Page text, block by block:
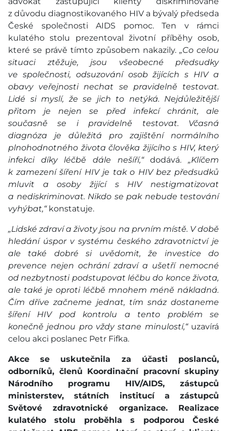
z důvodu diagnostikovaného HIV a bývalý předseda
České společnosti AIDS pomoc. Ten v rámci
kulatého stolu prezentoval životní příběhy osob,
které se právě tímto způsobem nakazily. „Co celou
situaci ztěžuje, jsou všeobecné předsudky
ve společnosti, odsuzování osob žijících s HIV a
obavy veřejnosti nechat se pravidelně testovat.
Lidé si myslí, že se jich to netýká. Nejdůležitější
přitom je nejen se před infekcí chránit, ale
současně se i pravidelně testovat. Včasná
diagnóza je důležitá pro zajištění normálního
plnohodnotného života člověka žijícího s HIV, který
infekci díky léčbě dále nešíří,“dodává.„Klíčem
k zamezení šíření HIV je tak o HIV bez předsudků
mluvit a osoby žijící s HIV nestigmatizovat
a nediskriminovat. Nikdo se pak nebude testování
vyhýbat,“konstatuje.
„Lidské zdraví a životy jsou na prvním místě. V době
hledání úspor v systému českého zdravotnictví je
ale také dobré si uvědomit, že investice do
prevence nejen ochrání zdraví a ušetří nemocné
od nezbytnosti podstupovat léčbu do konce života,
ale také je oproti léčbě mnohem méně nákladná.
Čím dříve začneme jednat, tím snáz dostaneme
šíření HIV pod kontrolu a tento problém se
konečně jednou pro vždy stane minulostí,“uzavírá
celou akci poslanec Petr Fifka.
Akce se uskutečnila za účasti poslanců,
odborníků, členů Koordinační pracovní skupiny
Národního programu HIV/AIDS, zástupců
ministerstev, státních institucí a zástupců
Světové zdravotnické organizace. Realizace
kulatého stolu proběhla s podporou České